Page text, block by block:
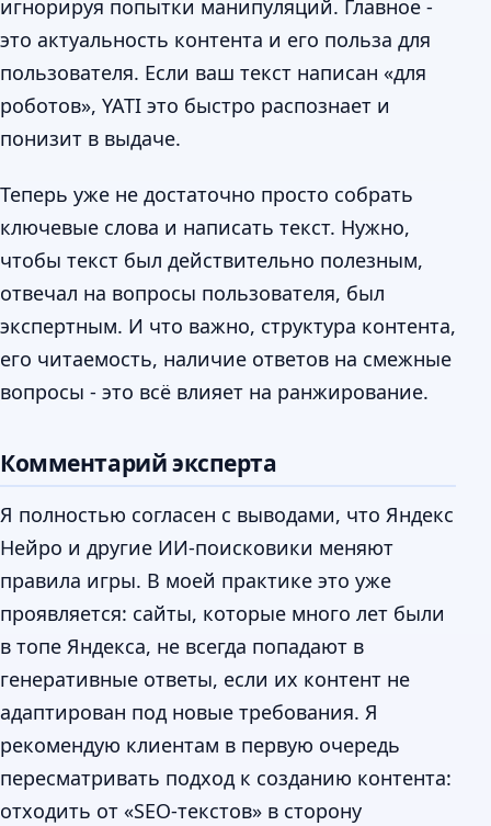
игнорируя попытки манипуляций. Главное -
это актуальность контента и его польза для
пользователя. Если ваш текст написан «для
роботов», YATI это быстро распознает и
понизит в выдаче.
Теперь уже не достаточно просто собрать
ключевые слова и написать текст. Нужно,
чтобы текст был действительно полезным,
отвечал на вопросы пользователя, был
экспертным. И что важно, структура контента,
его читаемость, наличие ответов на смежные
вопросы - это всё влияет на ранжирование.
Комментарий эксперта
Я полностью согласен с выводами, что Яндекс
Нейро и другие ИИ-поисковики меняют
правила игры. В моей практике это уже
проявляется: сайты, которые много лет были
в топе Яндекса, не всегда попадают в
генеративные ответы, если их контент не
адаптирован под новые требования. Я
рекомендую клиентам в первую очередь
пересматривать подход к созданию контента:
отходить от «SEO-текстов» в сторону